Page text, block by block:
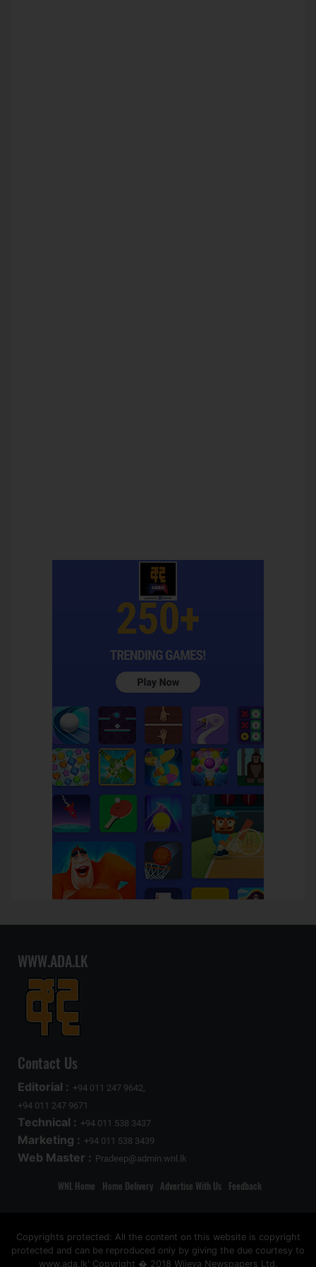
WWW.ADA.LK
Contact Us
Editorial : +94 011 247 9642,
+94 011 247 9671
Technical : +94 011 538 3437
Marketing : +94 011 538 3439
Web Master : Pradeep@admin.wnl.lk
WNL Home Home Delivery Advertise With Us Feedback
Copyrights protected: All the content on this website is copyright
protected and can be reproduced only by giving the due courtesy to
www.ada.lk' Copyright � 2018 Wijeya Newspapers Ltd.